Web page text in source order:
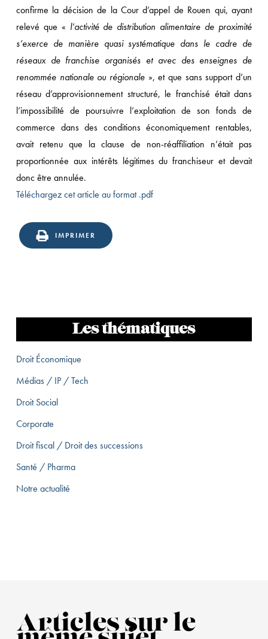
confirme la décision de la Cour d’appel de Rouen qui, ayant
relevé que « l’activité de distribution alimentaire de proximité
s’exerce de manière quasi systématique dans le cadre de
réseaux de franchise organisés et avec des enseignes de
renommée nationale ou régionale», et que sans support d’un
réseau d’approvisionnement structuré, le franchisé était dans
l’impossibilité de poursuivre l’exploitation de son fonds de
commerce dans des conditions économiquement rentables,
avait retenu que la clause de non-réaffiliation n’était pas
proportionnée aux intérêts légitimes du franchiseur et devait
donc être annulée.
Téléchargez cet article au format .pdf
IMPRIMER
Les thématiques
Droit Économique
Médias / IP / Tech
Droit Social
Corporate
Droit fiscal / Droit des successions
Santé / Pharma
Notre actualité
Articles sur le